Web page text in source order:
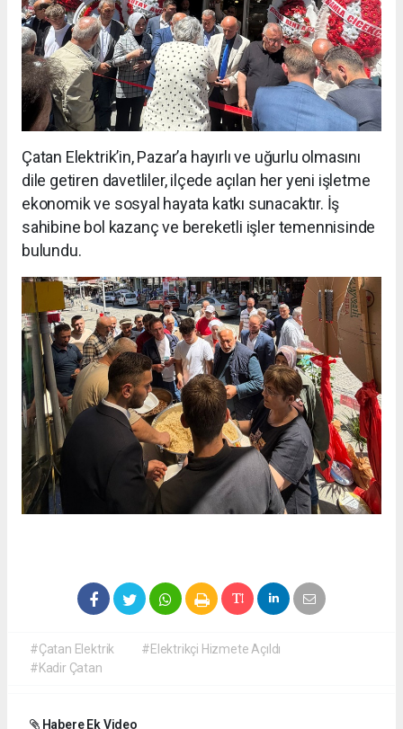
Çatan Elektrik’in, Pazar’a hayırlı ve uğurlu olmasını
dile getiren davetliler, ilçede açılan her yeni işletme
ekonomik ve sosyal hayata katkı sunacaktır. İş
sahibine bol kazanç ve bereketli işler temennisinde
bulundu.
#Çatan Elektrik
#Elektrikçi Hizmete Açıldı
#Kadir Çatan
Habere Ek Video